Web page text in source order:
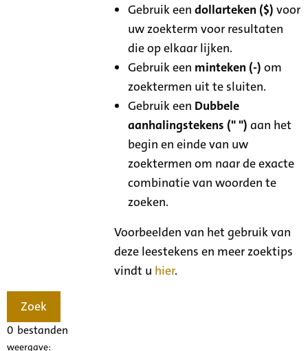
Gebruik eendollarteken ($) voor
uw zoekterm voor resultaten
die op elkaar lijken.
Gebruik een minteken (-) om
zoektermen uit te sluiten.
Gebruik een Dubbele
aanhalingstekens (" ") aan het
begin en einde van uw
zoektermen om naar de exacte
combinatie van woorden te
zoeken.
Voorbeelden van het gebruik van
deze leestekens en meer zoektips
vindt u hier.
Zoek
0 bestanden
weergave: